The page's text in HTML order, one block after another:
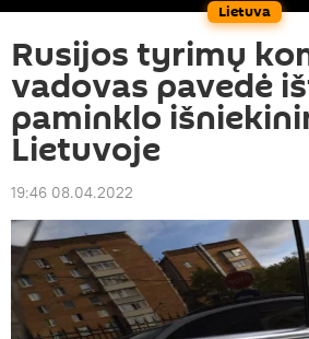
Lietuva
Rusijos tyrimų
vadovas pavedė
paminklo
Lietuvoje
19:46 08.04.2022